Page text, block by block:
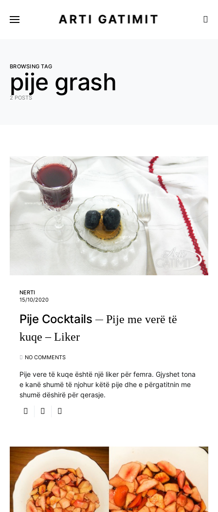
ARTI GATIMIT
BROWSING TAG
pije grash
2 POSTS
NERTI
15/10/2020
Pije Cocktails
Pije me verë të
kuqe – Liker
NO COMMENTS
Pije vere të kuqe është një liker për femra. Gjyshet tona
e kanë shumë të njohur këtë pije dhe e përgatitnin me
shumë dëshirë për qerasje.